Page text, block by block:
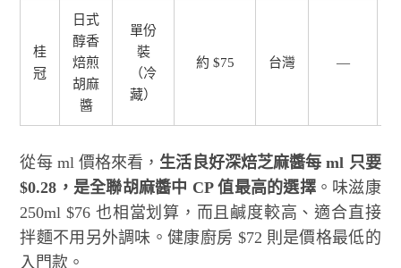
桂
冠
日式
醇香
焙煎
胡麻
醬
單份
裝
（冷
藏）
約 $75 台灣 —
從每 ml 價格來看， 生活良好深焙芝麻醬每 ml 只要
$0.28，是全聯胡麻醬中 CP 值最高的選擇。味滋康
250ml $76 也相當划算，而且鹹度較高、適合直接
拌麵不用另外調味。健康廚房 $72 則是價格最低的
入門款。